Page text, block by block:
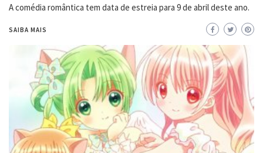
A comédia romântica tem data de estreia para 9 de abril deste ano.
SAIBA MAIS